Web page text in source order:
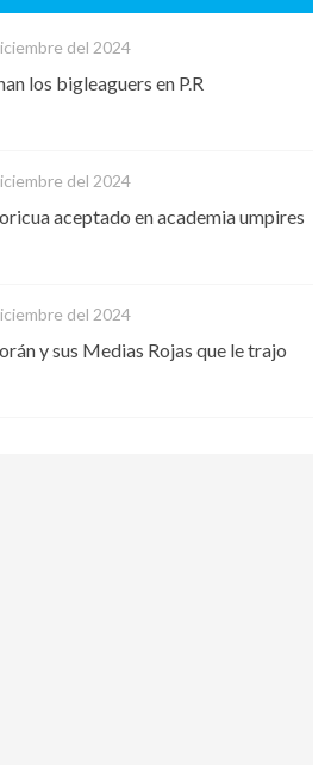
del 2024
los bigleaguers en P.R
del 2024
aceptado en academia umpires
del 2024
y sus Medias Rojas que le trajo